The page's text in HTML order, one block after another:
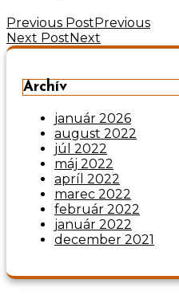
Previous PostPrevious
Next PostNext
Archív
január 2026
august 2022
júl 2022
máj 2022
apríl 2022
marec 2022
február 2022
január 2022
december 2021